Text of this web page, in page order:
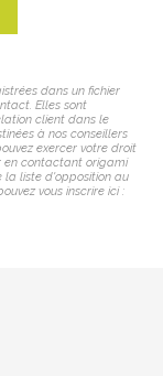
dans un fichier
Elles sont
client dans le
à nos conseillers
exercer votre droit
en contactant origami
la liste d'opposition au
vous inscrire ici :